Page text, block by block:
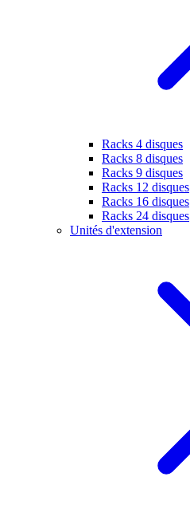
Racks 4 disques
Racks 8 disques
Racks 9 disques
Racks 12 disques
Racks 16 disques
Racks 24 disques
Unités d'extension